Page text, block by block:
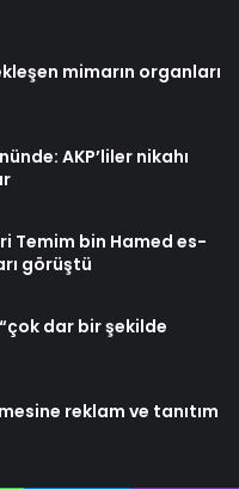
mimarın organları
AKP’liler nikahı
Temim bin Hamed es-
görüştü
dar bir şekilde
reklam ve tanıtım